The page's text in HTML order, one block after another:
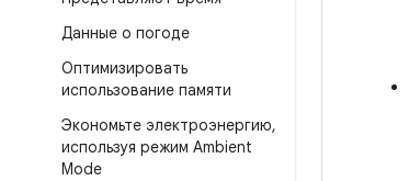
Данные о погоде
Оптимизировать
использование памяти
Экономьте электроэнергию,
используя режим Ambient
Mode